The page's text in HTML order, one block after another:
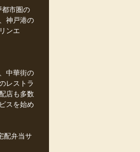
都市圏の
神戸港の
ンエ
中華街の
レストラ
店も多数
スを始め
配弁当サ